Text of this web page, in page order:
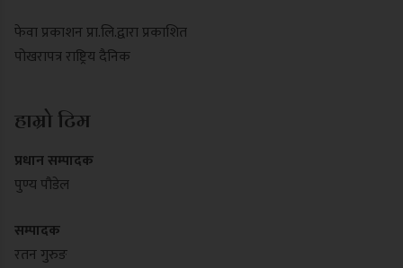
फेवा प्रकाशन प्रा.लि.द्वारा प्रकाशित
पोखरापत्र राष्ट्रिय दैनिक
हाम्रो टिम
प्रधान सम्पादक
पुण्य पौडेल
सम्पादक
रतन गुरुङ